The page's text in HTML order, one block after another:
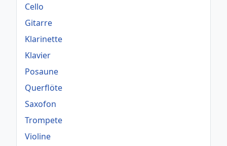
Cello
Gitarre
Klarinette
Klavier
Posaune
Querflöte
Saxofon
Trompete
Violine